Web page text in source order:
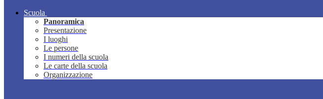
Scuola
Panoramica
Presentazione
I luoghi
Le persone
I numeri della scuola
Le carte della scuola
Organizzazione